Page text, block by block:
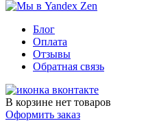
Блог
Оплата
Отзывы
Обратная связь
В корзине нет товаров
Оформить заказ